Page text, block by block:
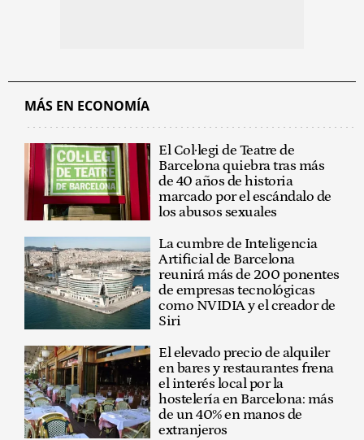
MÁS EN ECONOMÍA
El Col·legi de Teatre de
Barcelona quiebra tras más
de 40 años de historia
marcado por el escándalo de
los abusos sexuales
La cumbre de Inteligencia
Artificial de Barcelona
reunirá más de 200 ponentes
de empresas tecnológicas
como NVIDIA y el creador de
Siri
El elevado precio de alquiler
en bares y restaurantes frena
el interés local por la
hostelería en Barcelona: más
de un 40% en manos de
extranjeros